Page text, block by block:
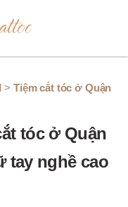
>Tiệm cắt tóc ở Quận
tóc ở Quận
tay nghề cao